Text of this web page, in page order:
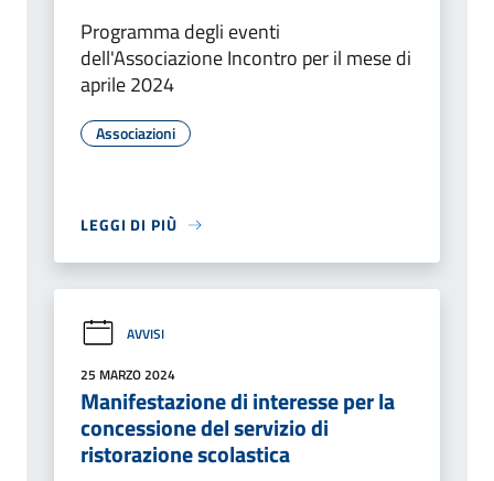
Programma degli eventi
dell'Associazione Incontro per il mese di
aprile 2024
Associazioni
LEGGI DI PIÙ
AVVISI
25 MARZO 2024
Manifestazione di interesse per la
concessione del servizio di
ristorazione scolastica